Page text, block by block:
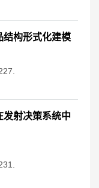
结构形式化建模
发射决策系统中